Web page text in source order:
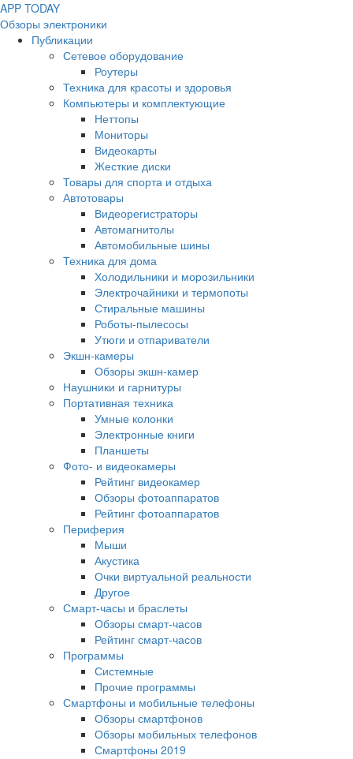
APP TODAY
Обзоры электроники
Публикации
Сетевое оборудование
Роутеры
Техника для красоты и здоровья
Компьютеры и комплектующие
Неттопы
Мониторы
Видеокарты
Жесткие диски
Товары для спорта и отдыха
Автотовары
Видеорегистраторы
Автомагнитолы
Автомобильные шины
Техника для дома
Холодильники и морозильники
Электрочайники и термопоты
Стиральные машины
Роботы-пылесосы
Утюги и отпариватели
Экшн-камеры
Обзоры экшн-камер
Наушники и гарнитуры
Портативная техника
Умные колонки
Электронные книги
Планшеты
Фото- и видеокамеры
Рейтинг видеокамер
Обзоры фотоаппаратов
Рейтинг фотоаппаратов
Периферия
Мыши
Акустика
Очки виртуальной реальности
Другое
Смарт-часы и браслеты
Обзоры смарт-часов
Рейтинг смарт-часов
Программы
Системные
Прочие программы
Смартфоны и мобильные телефоны
Обзоры смартфонов
Обзоры мобильных телефонов
Смартфоны 2019